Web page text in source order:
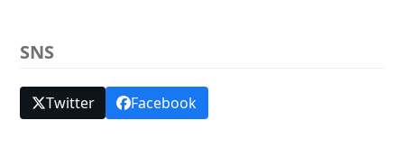
SNS
Twitter Facebook